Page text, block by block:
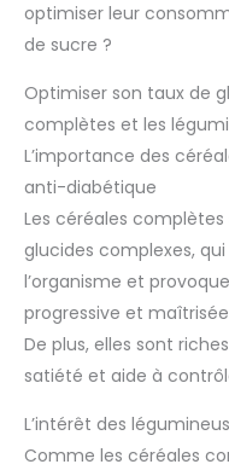
optimiser leur
de sucre ?
Optimiser son taux de
complètes et les
L’importance des
anti-diabétique
Les céréales
glucides complexes,
l’organisme et
progressive et
De plus, elles sont
satiété et aide à
L’intérêt des
Comme les céréales